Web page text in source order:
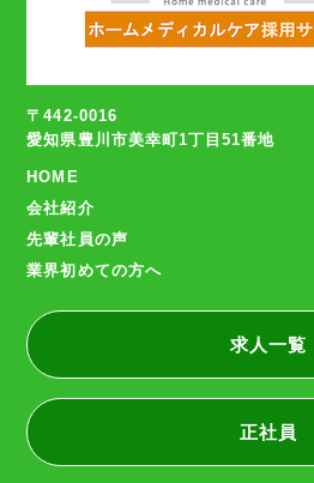
〒442-0016
愛知県豊川市美幸町1丁目51番地
HOME
会社紹介
先輩社員の声
業界初めての方へ
求人一覧
正社員